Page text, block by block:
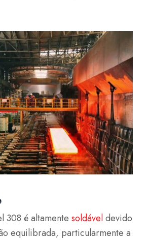
308 é altamentesoldáveldevido
equilibrada, particularmente a